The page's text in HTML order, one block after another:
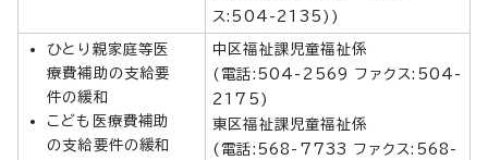
ス:504-2135))
ひとり親家庭等医
療費補助の支給要
件の緩和
こども医療費補助
の支給要件の緩和
中区福祉課児童福祉係
(電話:504-2569 ファクス:504-
2175)
東区福祉課児童福祉係
(電話:568-7733 ファクス:568-